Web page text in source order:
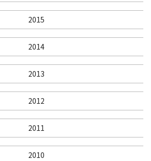
2015
2014
2013
2012
2011
2010